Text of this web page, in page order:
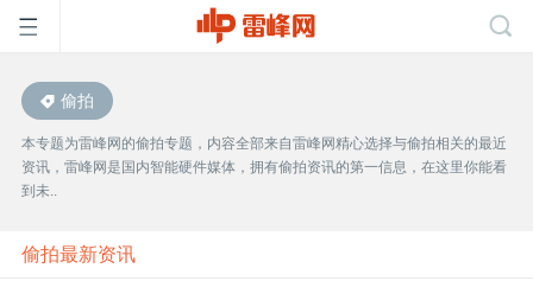
首
页
雷
偷拍
本专题为雷峰网的偷拍专题，内容全部来自雷峰网精心选择与偷拍相关的最近
资讯，雷峰网是国内智能硬件媒体，拥有偷拍资讯的第一信息，在这里你能看
到未..
偷拍最新资讯